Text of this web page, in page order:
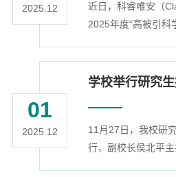
向全体国际学生表示
致以诚挚祝贺。他对
近日，科睿唯安（
2025年度“高被引科
选交叉学科领域的
博士研究方向为低
在Constr Build
和J Build Eng等期
2025.12
学校举行研究
11月27日，我校研
行，副校长侯北平主
01
2025.12